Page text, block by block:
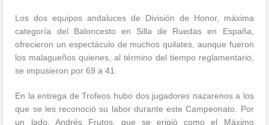
Los dos equipos andaluces de División de Honor, máxima
categoría del Baloncesto en Silla de Ruedas en España,
ofrecieron un espectáculo de muchos quilates, aunque fueron
los malagueños quienes, al término del tiempo reglamentario,
se impusieron por 69 a 41.
En la entrega de Trofeos hubo dos jugadores nazarenos a los
que se les reconoció su labor durante este Campeonato. Por
un lado, Andrés Frutos, que se erigió como el Máximo